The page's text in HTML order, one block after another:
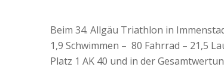
Beim 34. Allgäu Triathlon in
1,9 Schwimmen – 80 Fahrrad – 21,5
Platz 1 AK 40 und in der